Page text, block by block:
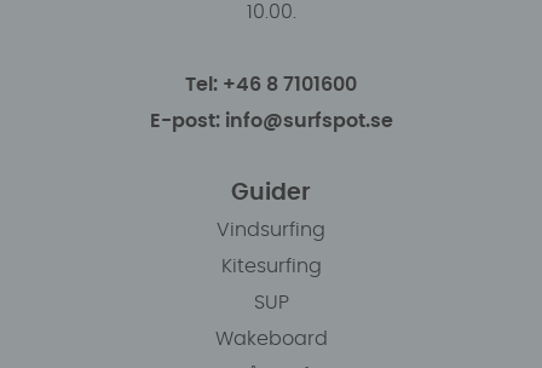
10.00.
Tel: +46 8 7101600
E-post: info@surfspot.se
Guider
Vindsurfing
Kitesurfing
SUP
Wakeboard